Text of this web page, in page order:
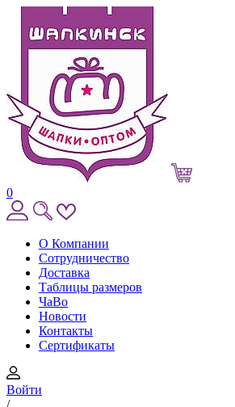
0
О Компании
Сотрудничество
Доставка
Таблицы размеров
ЧаВо
Новости
Контакты
Сертификаты
Войти
/